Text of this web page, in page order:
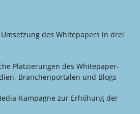
des Whitepapers in drei
Platzierungen des Whitepaper-
Branchenportalen und Blogs
Kampagne zur Erhöhung der